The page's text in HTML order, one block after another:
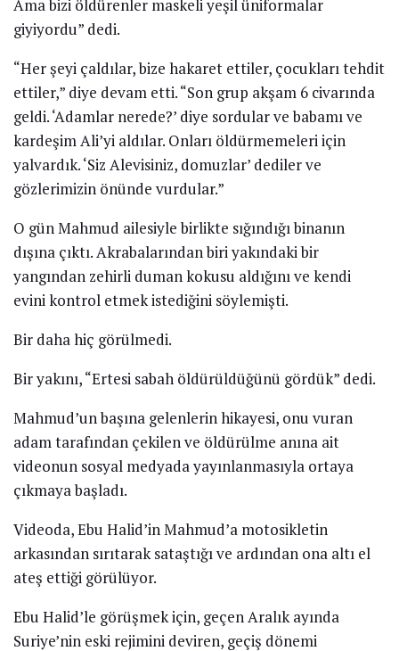
Ama bizi öldürenler maskeli yeşil üniformalar
giyiyordu” dedi.
“Her şeyi çaldılar, bize hakaret ettiler, çocukları tehdit
ettiler,” diye devam etti. “Son grup akşam 6 civarında
geldi. ‘Adamlar nerede?’ diye sordular ve babamı ve
kardeşim Ali’yi aldılar. Onları öldürmemeleri için
yalvardık. ‘Siz Alevisiniz, domuzlar’ dediler ve
gözlerimizin önünde vurdular.”
O gün Mahmud ailesiyle birlikte sığındığı binanın
dışına çıktı. Akrabalarından biri yakındaki bir
yangından zehirli duman kokusu aldığını ve kendi
evini kontrol etmek istediğini söylemişti.
Bir daha hiç görülmedi.
Bir yakını, “Ertesi sabah öldürüldüğünü gördük” dedi.
Mahmud’un başına gelenlerin hikayesi, onu vuran
adam tarafından çekilen ve öldürülme anına ait
videonun sosyal medyada yayınlanmasıyla ortaya
çıkmaya başladı.
Videoda, Ebu Halid’in Mahmud’a motosikletin
arkasından sırıtarak sataştığı ve ardından ona altı el
ateş ettiği görülüyor.
Ebu Halid’le görüşmek için, geçen Aralık ayında
Suriye’nin eski rejimini deviren, geçiş dönemi